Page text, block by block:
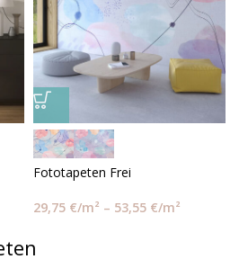
Fototapeten Frei
29,75 €/m² – 53,55 €/m²